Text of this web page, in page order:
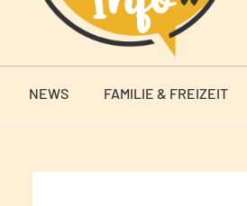
NEWS FAMILIE & FREIZEIT